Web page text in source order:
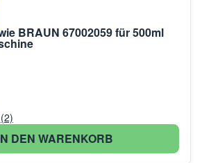
BRAUN 67002059 für 500ml
(2)
DEN WARENKORB